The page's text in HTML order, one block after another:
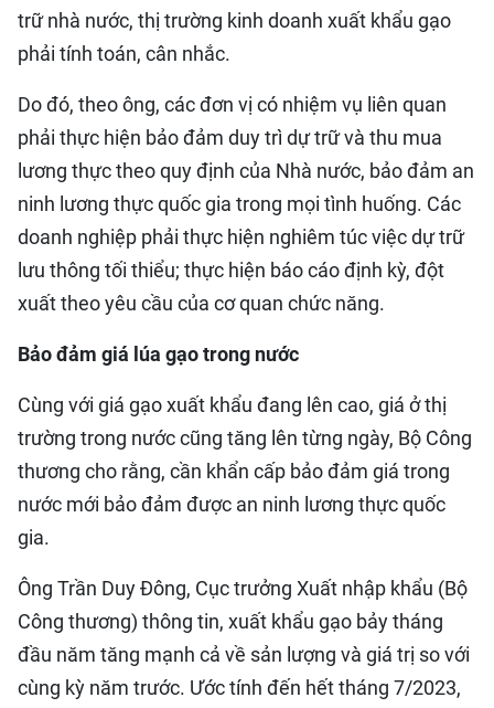
trữ nhà nước, thị trường kinh doanh xuất khẩu gạo
phải tính toán, cân nhắc.
Do đó, theo ông, các đơn vị có nhiệm vụ liên quan
phải thực hiện bảo đảm duy trì dự trữ và thu mua
lương thực theo quy định của Nhà nước, bảo đảm an
ninh lương thực quốc gia trong mọi tình huống. Các
doanh nghiệp phải thực hiện nghiêm túc việc dự trữ
lưu thông tối thiểu; thực hiện báo cáo định kỳ, đột
xuất theo yêu cầu của cơ quan chức năng.
Bảo đảm giá lúa gạo trong nước
Cùng với giá gạo xuất khẩu đang lên cao, giá ở thị
trường trong nước cũng tăng lên từng ngày, Bộ Công
thương cho rằng, cần khẩn cấp bảo đảm giá trong
nước mới bảo đảm được an ninh lương thực quốc
gia.
Ông Trần Duy Đông, Cục trưởng Xuất nhập khẩu (Bộ
Công thương) thông tin, xuất khẩu gạo bảy tháng
đầu năm tăng mạnh cả về sản lượng và giá trị so với
cùng kỳ năm trước. Ước tính đến hết tháng 7/2023,